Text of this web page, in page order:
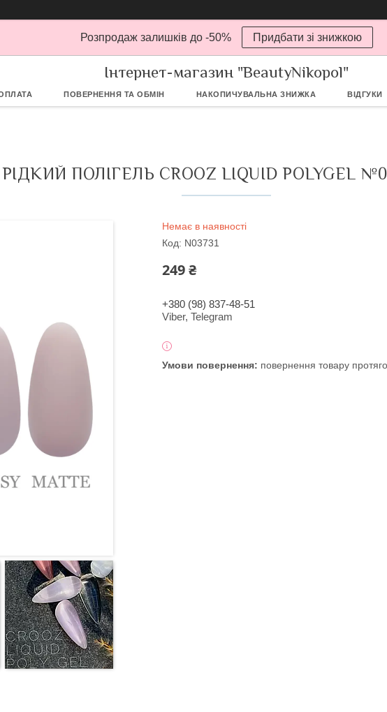
Розпродаж залишків до -50% Придбати зі знижкою
Інтернет-магазин "BeautyNikopol"
ПОВЕРНЕННЯ ТА ОБМІН НАКОПИЧУВАЛЬНА ЗНИЖКА ВІДГУКИ
РІДКИЙ ПОЛІГЕЛЬ CROOZ LIQUID POLYGEL
Немає в наявності
Код: N03731
249 ₴
+380 (98) 837-48-51
Viber, Telegram
повернення товару